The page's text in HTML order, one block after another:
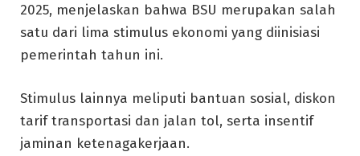
2025, menjelaskan bahwa BSU merupakan salah
satu dari lima stimulus ekonomi yang diinisiasi
pemerintah tahun ini.
Stimulus lainnya meliputi bantuan sosial, diskon
tarif transportasi dan jalan tol, serta insentif
jaminan ketenagakerjaan.